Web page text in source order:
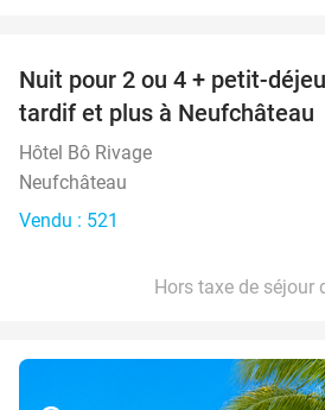
Nuit pour 2 ou 4 + petit-
tardif et plus à Neufchâteau
Hôtel Bô Rivage
Neufchâteau
Vendu : 521
Hors taxe de séjour